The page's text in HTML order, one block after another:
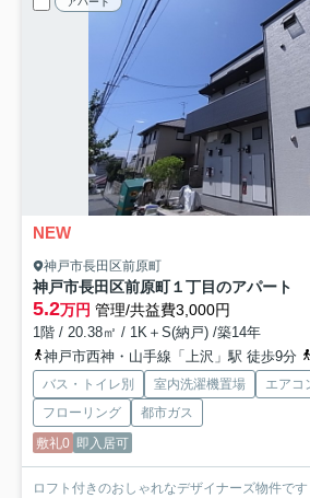
NEW
神戸市長田区前原町
神戸市長田区前原町１丁目のアパート
5.2万円 管理/共益費3,000円
1階 / 20.38㎡ / 1K＋S(納戸) /築14年
神戸市西神・山手線「上沢」駅 徒歩9分
バス・トイレ別 室内洗濯機置場 エアコ
フローリング
都市ガス
敷礼0 即入居可
ロフト付きのおしゃれなデザイナーズ物件です